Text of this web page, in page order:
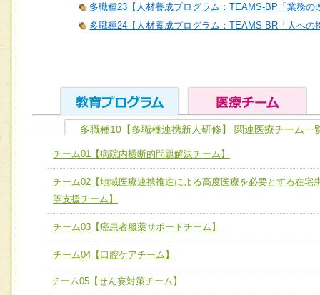
多職種23【人材養成プログラム：TEAMS-BP「業務の
多職種24【人材養成プログラム：TEAMS-BR「人への
ユニット１ 医療人としての基礎能力
全人的医療を実践する医療人として、必要な基礎能力を身
ける
ユニット２ チーム医療構成力
必要に応じて柔軟に医療チームを組織し、強調できる
ユニット３ 多職種連携力
他職種の視点とスキルを学び、相互理解と連携を深める
チーム01【病院内横断的問題解決チーム】
チーム02【地域医療連携推進による高度医療を必要とする
宅患者等支援チーム】
チーム04【口腔ケアチーム】
チーム05【せん妄対策チーム】
多職種10【多職種連携新人研修】 関連医療チーム一
チーム01【病院内横断的問題解決チーム】
チーム02【地域医療連携推進による高度医療を必要とする在宅
等支援チーム】
チーム03【癌患者服薬サポートチーム】
チーム04【口腔ケアチーム】
チーム05【せん妄対策チーム】